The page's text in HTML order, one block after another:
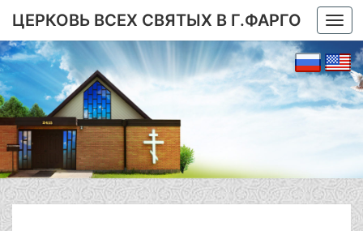
ЦЕРКОВЬ ВСЕХ СВЯТЫХ В Г.ФАРГО